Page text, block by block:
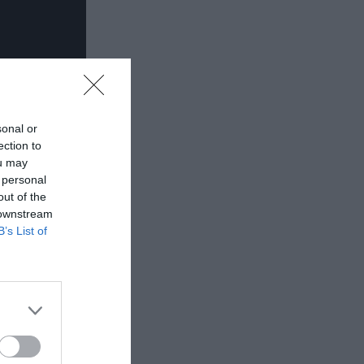
or
to
may
of the
List of